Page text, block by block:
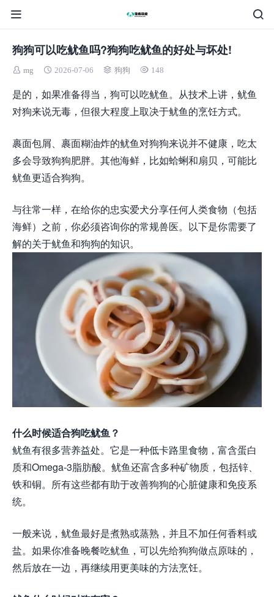
狗狗可以吃鱿鱼吗?狗狗吃鱿鱼的好处与坏处!
mg 2026-07-06 狗狗 148
是的，如果准备得当，狗可以吃鱿鱼。从技术上讲，鱿鱼
对狗来说无毒，但很大程度上取决于鱿鱼的烹饪方式。
裹面包屑、裹面糊油炸的鱿鱼对狗狗来说并不健康，吃太
多会导致狗狗肥胖。其他海鲜，比如蛤蜊和扇贝，可能比
鱿鱼更适合狗狗。
与往常一样，在给你的忠实爱犬分享任何人类食物（包括
海鲜）之前，你必须咨询你的常规兽医。以下是你需要了
解的关于鱿鱼和狗狗的知识。
什么时候适合狗吃鱿鱼？
鱿鱼有很多营养益处。它是一种低卡路里食物，富含蛋白
质和Omega-3脂肪酸。鱿鱼还富含多种矿物质，包括锌、
铁和铜。所有这些都有助于改善狗狗的心脏健康和免疫系
统。
一般来说，鱿鱼最好是煮熟或蒸熟，并且不加任何香料或
盐。如果你准备晚餐吃鱿鱼，可以先给狗狗做点原味的，
然后放在一边，再继续用更美味的方法烹饪。